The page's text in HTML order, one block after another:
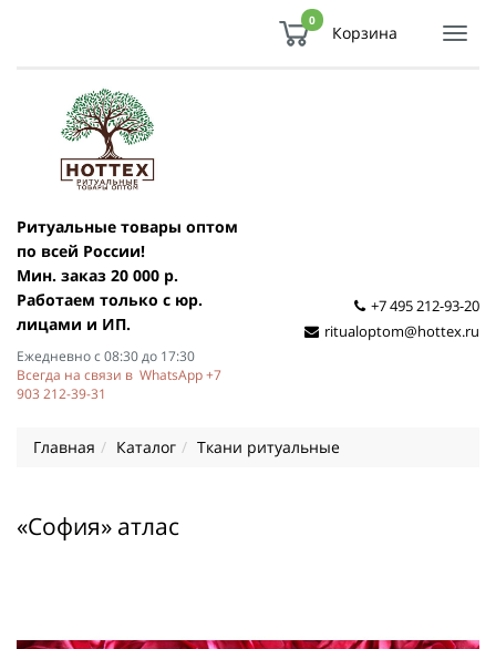
0
Корзина
Ритуальные товары оптом
по всей России!
Мин. заказ 20 000 р.
Работаем только с юр.
лицами и ИП.
Ежедневно с 08:30 до 17:30
Всегда на связи в WhatsApp +7
903 212-39-31
+7 495 212-93-20
ritualoptom@hottex.ru
Главная Каталог Ткани ритуальные
«София» атлас